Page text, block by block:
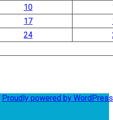
10
17
24
Proudly powered by